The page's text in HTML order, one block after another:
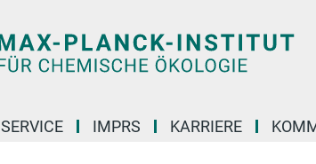
SERVICE IMPRS KARRIERE